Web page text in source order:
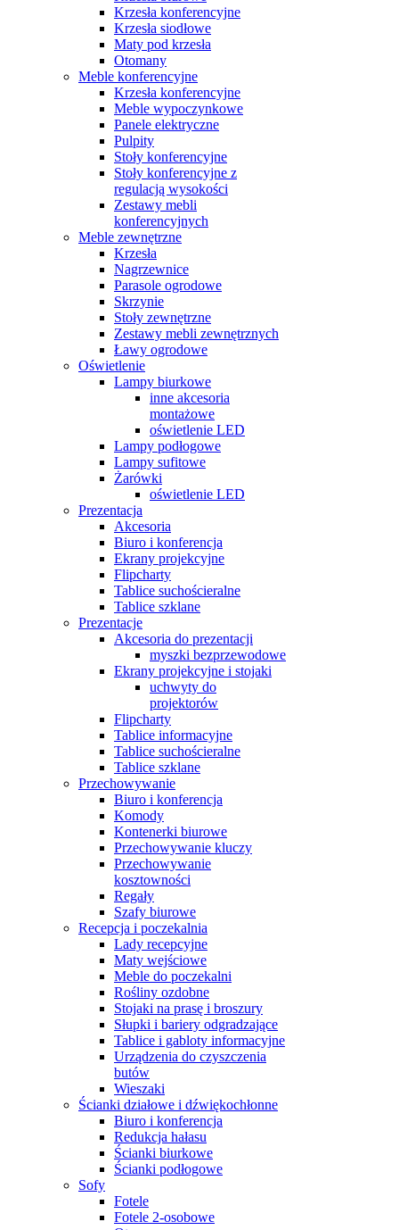
Krzesła konferencyjne
Krzesła siodłowe
Maty pod krzesła
Otomany
Meble konferencyjne
Krzesła konferencyjne
Meble wypoczynkowe
Panele elektryczne
Pulpity
Stoły konferencyjne
Stoły konferencyjne z
regulacją wysokości
Zestawy mebli
konferencyjnych
Meble zewnętrzne
Krzesła
Nagrzewnice
Parasole ogrodowe
Skrzynie
Stoły zewnętrzne
Zestawy mebli zewnętrznych
Ławy ogrodowe
Oświetlenie
Lampy biurkowe
inne akcesoria
montażowe
oświetlenie LED
Lampy podłogowe
Lampy sufitowe
Żarówki
oświetlenie LED
Prezentacja
Akcesoria
Biuro i konferencja
Ekrany projekcyjne
Flipcharty
Tablice suchościeralne
Tablice szklane
Prezentacje
Akcesoria do prezentacji
myszki bezprzewodowe
Ekrany projekcyjne i stojaki
uchwyty do
projektorów
Flipcharty
Tablice informacyjne
Tablice suchościeralne
Tablice szklane
Przechowywanie
Biuro i konferencja
Komody
Kontenerki biurowe
Przechowywanie kluczy
Przechowywanie
kosztowności
Regały
Szafy biurowe
Recepcja i poczekalnia
Lady recepcyjne
Maty wejściowe
Meble do poczekalni
Rośliny ozdobne
Stojaki na prasę i broszury
Słupki i bariery odgradzające
Tablice i gabloty informacyjne
Urządzenia do czyszczenia
butów
Wieszaki
Ścianki działowe i dźwiękochłonne
Biuro i konferencja
Redukcja hałasu
Ścianki biurkowe
Ścianki podłogowe
Sofy
Fotele
Fotele 2-osobowe